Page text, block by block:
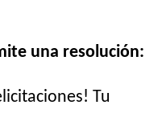
una resolución:
Tu